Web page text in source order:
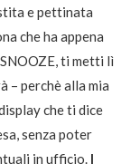
e pettinata
che ha appena
ti metti lì
– perchè alla mia
che ti dice
senza poter
in ufficio. I